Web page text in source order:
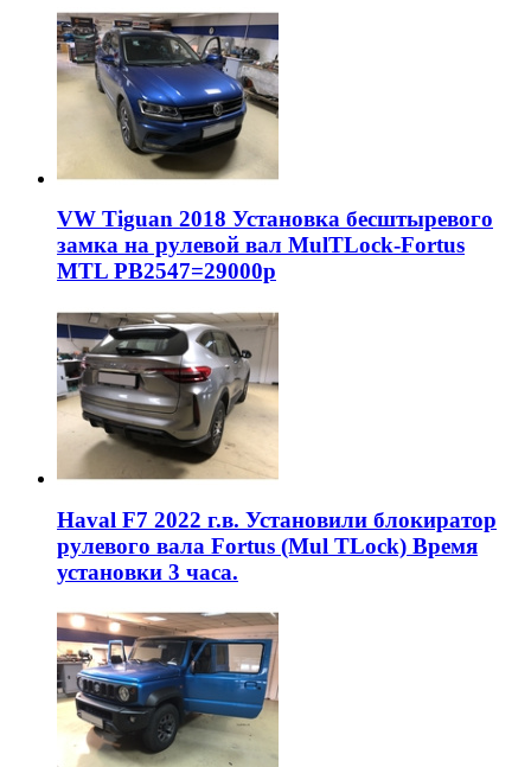
VW Tiguan 2018 Установка бесштыревого
замка на рулевой вал MulTLock-Fortus
MTL РВ2547=29000р
Haval F7 2022 г.в. Установили блокиратор
рулевого вала Fortus (Mul TLock) Время
установки 3 часа.